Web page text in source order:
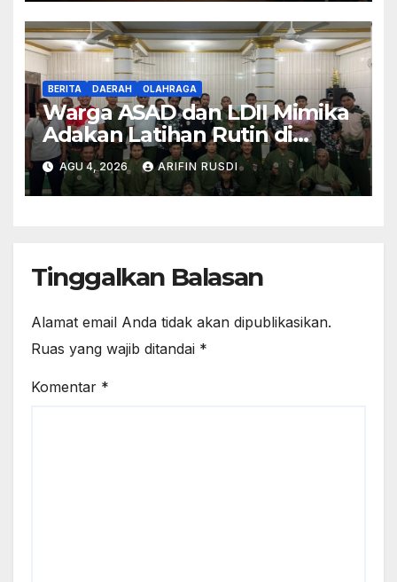
BERITA DAERAH OLAHRAGA
Warga ASAD dan LDII Mimika
Adakan Latihan Rutin di
Bulan Agustus 2026
AGU 4, 2026 ARIFIN RUSDI
Tinggalkan Balasan
Alamat email Anda tidak akan dipublikasikan.
Ruas yang wajib ditandai *
Komentar *